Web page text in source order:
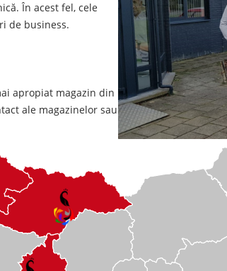
În acest fel, cele
de business.
apropiat magazin din
ale magazinelor sau